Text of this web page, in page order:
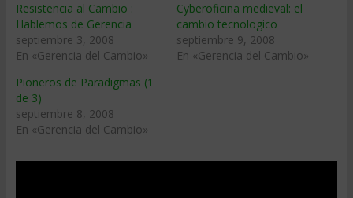
Resistencia al Cambio :
Hablemos de Gerencia
septiembre 3, 2008
En «Gerencia del Cambio»
Cyberoficina medieval: el
cambio tecnologico
septiembre 9, 2008
En «Gerencia del Cambio»
Pioneros de Paradigmas (1
de 3)
septiembre 8, 2008
En «Gerencia del Cambio»